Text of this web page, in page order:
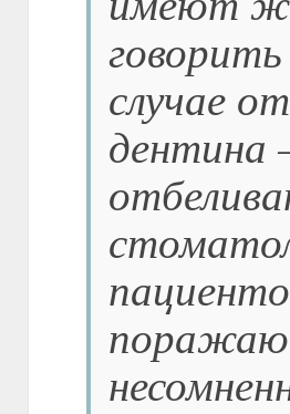
случае
дентина